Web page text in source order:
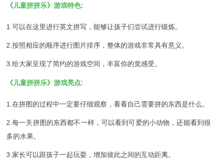
《儿童拼拼乐》游戏特色:
1.可以在这里进行英文拼写，能够让孩子们尝试进行锻炼。
2.按照相应的顺序进行图片排序，整体的游戏非常具有意义。
3.给大家呈现了简约的游戏空间，丰富你的觉感受。
《儿童拼拼乐》游戏亮点:
1.在拼图的过程中一定要仔细观察，看看自己需要拼的东西是什么。
2.每一关拼图的东西都不一样，可以看到可爱的小动物，还能看到很
多的水果。
3.家长可以跟孩子一起玩耍，增加彼此之间的互动距离。